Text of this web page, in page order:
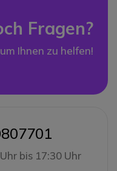
Fragen?
Ihnen zu helfen!
bis 17:30 Uhr